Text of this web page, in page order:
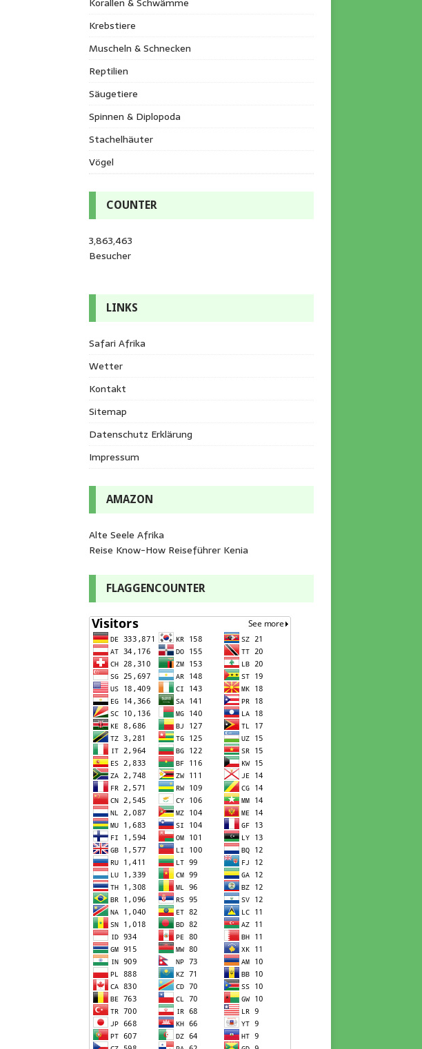
Krebstiere
Muscheln & Schnecken
Reptilien
Säugetiere
Spinnen & Diplopoda
Stachelhäuter
Vögel
COUNTER
3,863,463
Besucher
LINKS
Safari Afrika
Wetter
Kontakt
Sitemap
Datenschutz Erklärung
Impressum
AMAZON
Alte Seele Afrika
Reise Know-How Reiseführer Kenia
FLAGGENCOUNTER